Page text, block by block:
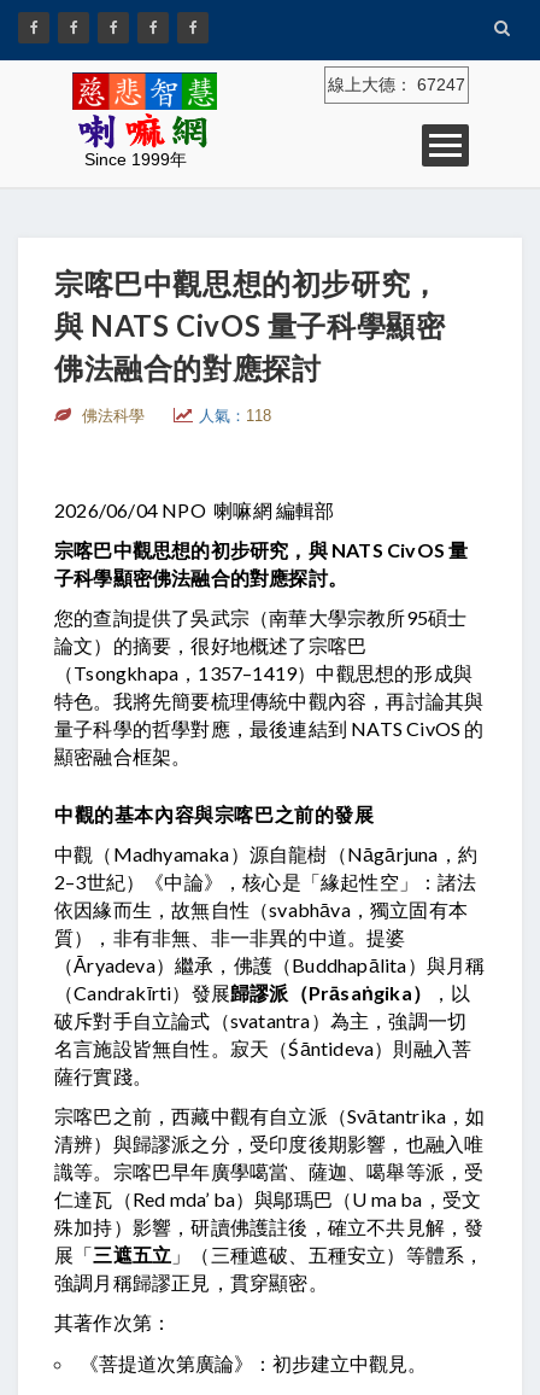
Since 1999年
線上大德： 67247
宗喀巴中觀思想的初步研究，
與 NATS CivOS 量子科學顯密
佛法融合的對應探討
佛法科學 人氣： 118
2026/06/04 NPO 喇嘛網 編輯部
宗喀巴中觀思想的初步研究，與 NATS CivOS 量
子科學顯密佛法融合的對應探討。
您的查詢提供了吳武宗（南華大學宗教所95碩士
論文）的摘要，很好地概述了宗喀巴
（Tsongkhapa，1357–1419）中觀思想的形成與
特色。我將先簡要梳理傳統中觀內容，再討論其與
量子科學的哲學對應，最後連結到 NATS CivOS 的
顯密融合框架。
中觀的基本內容與宗喀巴之前的發展
中觀（Madhyamaka）源自龍樹（Nāgārjuna，約
2–3世紀）《中論》，核心是「緣起性空」：諸法
依因緣而生，故無自性（svabhāva，獨立固有本
質），非有非無、非一非異的中道。提婆
（Āryadeva）繼承，佛護（Buddhapālita）與月稱
（Candrakīrti）發展歸謬派（Prāsaṅgika）
，以
破斥對手自立論式（svatantra）為主，強調一切
名言施設皆無自性。寂天（Śāntideva）則融入菩
薩行實踐。
宗喀巴之前，西藏中觀有自立派（Svātantrika，如
清辨）與歸謬派之分，受印度後期影響，也融入唯
識等。宗喀巴早年廣學噶當、薩迦、噶舉等派，受
仁達瓦（Red mda’ ba）與鄔瑪巴（U ma ba，受文
殊加持）影響，研讀佛護註後，確立不共見解，發
展「三遮五立 」（三種遮破、五種安立）等體系，
強調月稱歸謬正見，貫穿顯密。
其著作次第：
《菩提道次第廣論》：初步建立中觀見。